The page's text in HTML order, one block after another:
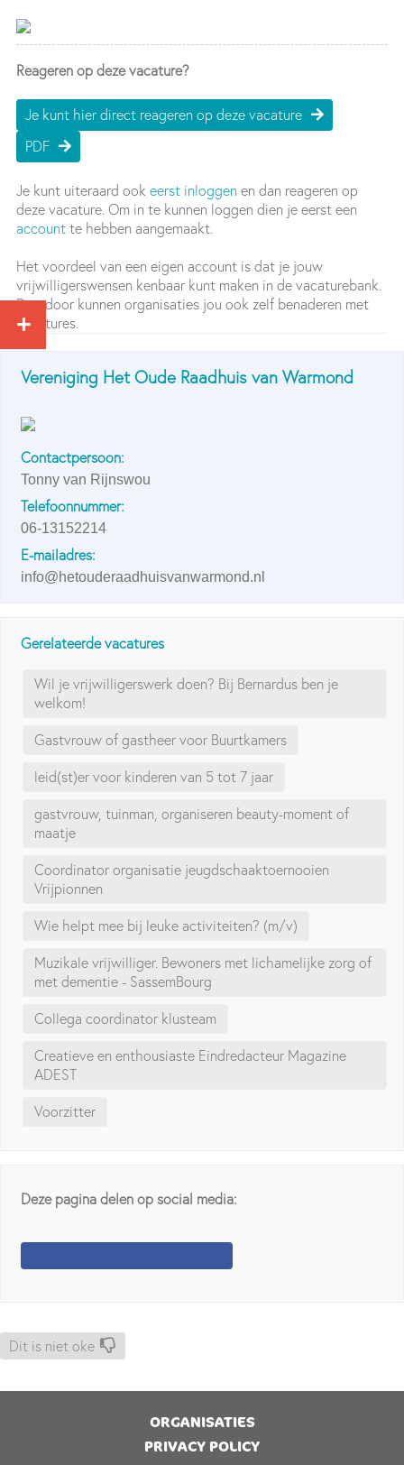
Reageren op deze vacature?
Je kunt hier direct reageren op deze vacature
PDF
Je kunt uiteraard ook eerst inloggenen dan reageren op
deze vacature. Om in te kunnen loggen dien je eerst een
accountte hebben aangemaakt.
Het voordeel van een eigen account is dat je jouw
vrijwilligerswensen kenbaar kunt maken in de vacaturebank.
Daardoor kunnen organisaties jou ook zelf benaderen met
vacatures.
Vereniging Het Oude Raadhuis van Warmond
Contactpersoon:
Tonny van Rijnswou
Telefoonnummer:
06-13152214
E-mailadres:
info@hetouderaadhuisvanwarmond.nl
Gerelateerde vacatures
Wil je vrijwilligerswerk doen? Bij Bernardus ben je
welkom!
Gastvrouw of gastheer voor Buurtkamers
leid(st)er voor kinderen van 5 tot 7 jaar
gastvrouw, tuinman, organiseren beauty-moment of
maatje
Coordinator organisatie jeugdschaaktoernooien
Vrijpionnen
Wie helpt mee bij leuke activiteiten? (m/v)
Muzikale vrijwilliger. Bewoners met lichamelijke zorg of
met dementie - SassemBourg
Collega coordinator klusteam
Creatieve en enthousiaste Eindredacteur Magazine
ADEST
Voorzitter
Deze pagina delen op social media:
Dit is niet oke
ORGANISATIES
PRIVACY POLICY